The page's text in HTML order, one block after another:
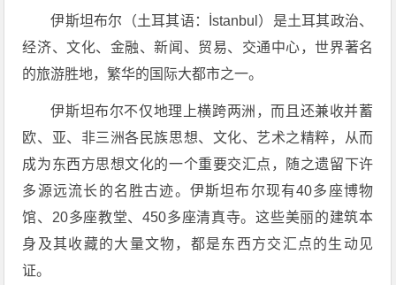
伊斯坦布尔（土耳其语：İstanbul）是土耳其政治、
经济、文化、金融、新闻、贸易、交通中心，世界著名
的旅游胜地，繁华的国际大都市之一。
伊斯坦布尔不仅地理上横跨两洲，而且还兼收并蓄
欧、亚、非三洲各民族思想、文化、艺术之精粹，从而
成为东西方思想文化的一个重要交汇点，随之遗留下许
多源远流长的名胜古迹。伊斯坦布尔现有40多座博物
馆、20多座教堂、450多座清真寺。这些美丽的建筑本
身及其收藏的大量文物，都是东西方交汇点的生动见
证。